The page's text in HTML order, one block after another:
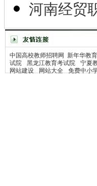
河南经贸
中国高校教师招聘网 新年华教育
试院
黑龙江教育考试院 宁夏
网站建设
网站大全 免费中小